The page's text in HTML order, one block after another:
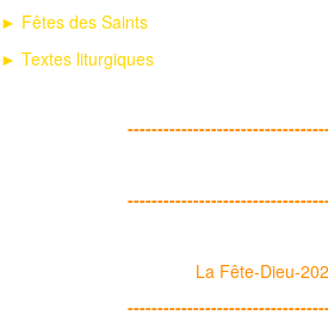
► Fêtes des Saints
► Textes liturgiques
La Fête-Dieu-